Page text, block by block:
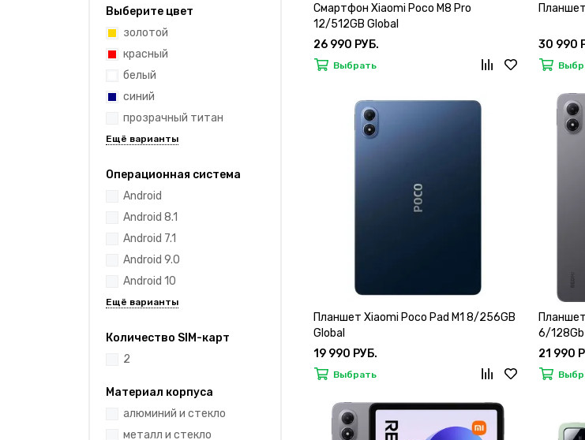
Выберите цвет
золотой
красный
белый
синий
прозрачный титан
Операционная система
Android
Android 8.1
Android 7.1
Android 9.0
Android 10
Количество SIM-карт
2
Материал корпуса
алюминий и стекло
металл и стекло
Смартфон Xiaomi Poco M8 Pro
12/512GB Global
26 990 РУБ.
Выбрать
30 990
Планшет Xiaomi Poco Pad M1 8/256GB
Global
19 990 РУБ.
Выбрать
6/128Gb
21 990